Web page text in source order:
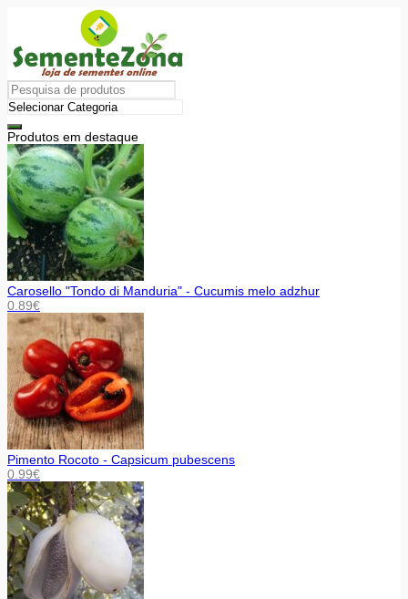
Produtos em destaque
Carosello "Tondo di Manduria" - Cucumis melo adzhur
0.89€
Pimento Rocoto - Capsicum pubescens
0.99€